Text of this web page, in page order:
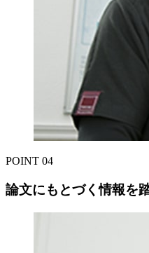
POINT 04
論文にもとづく情報を